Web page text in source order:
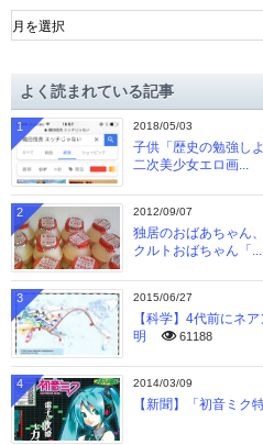
ア
ー
ブよく読まれている記事
2018/05/03
子供「歴史の勉強し
二次美少女エロ画...
1
2012/09/07
独居のおばあちゃん
クルトおばちゃん「...
2
2015/06/27
【科学】4代前にネ
明
61188
3
2014/03/09
【新聞】「初音ミク
4